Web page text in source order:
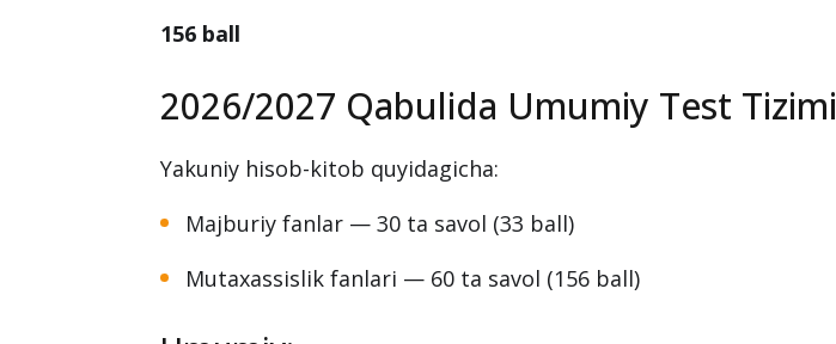
156 ball
2026/2027 Qabulida Umumiy Test Tizimi
Yakuniy hisob-kitob quyidagicha:
Majburiy fanlar — 30 ta savol (33 ball)
Mutaxassislik fanlari — 60 ta savol (156 ball)